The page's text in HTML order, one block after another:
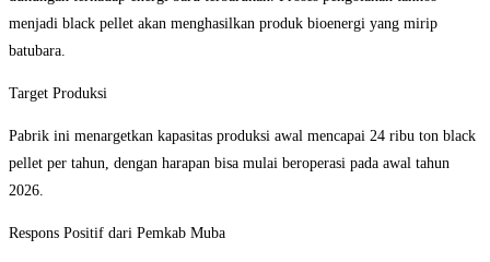
menjadi black pellet akan menghasilkan produk bioenergi yang mirip
batubara.
Target Produksi
Pabrik ini menargetkan kapasitas produksi awal mencapai 24 ribu ton black
pellet per tahun, dengan harapan bisa mulai beroperasi pada awal tahun
2026.
Respons Positif dari Pemkab Muba